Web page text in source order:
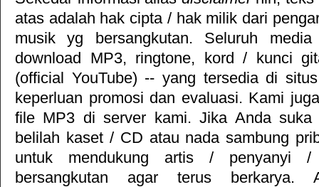
atas adalah hak cipta / hak milik dari
musik yg bersangkutan. Seluruh
download MP3, ringtone, kord / kunci
(official YouTube) -- yang tersedia di
keperluan promosi dan evaluasi. Kami
file MP3 di server kami. Jika Anda
belilah kaset / CD atau nada sambung
untuk mendukung artis / penyanyi
bersangkutan agar terus berkarya.